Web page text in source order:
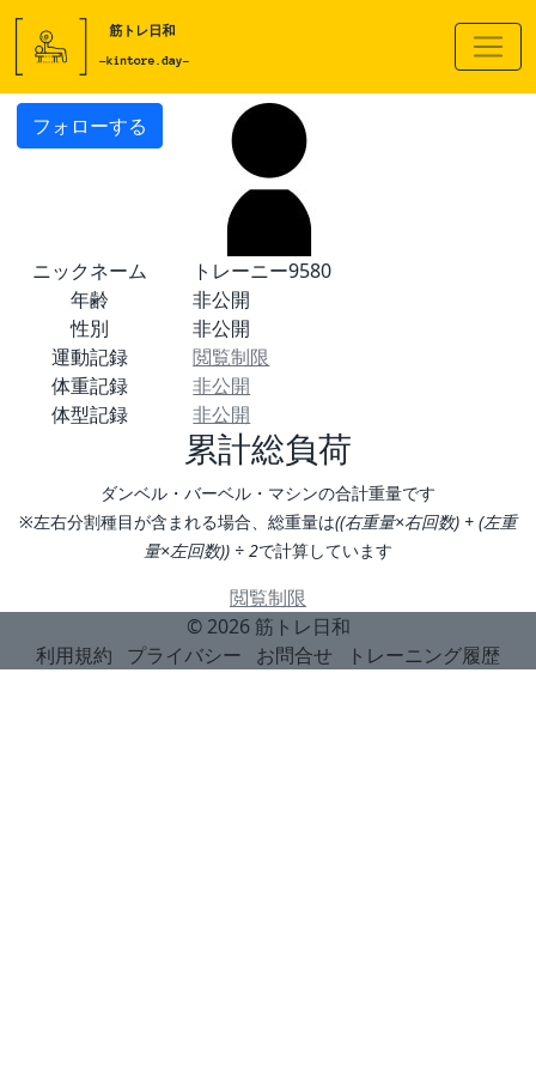
フォローする
ニックネーム
トレーニー9580
年齢
非公開
性別
非公開
運動記録
閲覧制限
体重記録
非公開
体型記録
非公開
累計総負荷
ダンベル・バーベル・マシンの合計重量です
※左右分割種目が含まれる場合、総重量は((右重量×右回数) + (左重
量×左回数)) ÷ 2で計算しています
閲覧制限
© 2026 筋トレ日和
利用規約
プライバシー お問合せ トレーニング履歴